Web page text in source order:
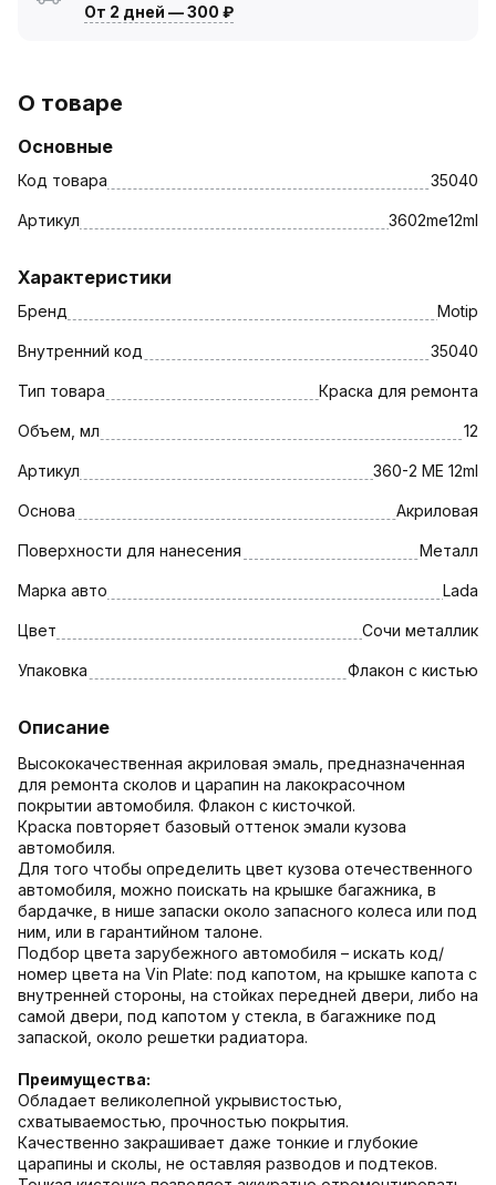
От 2 дней —300 ₽
О товаре
Основные
Код товара 35040
Артикул 3602me12ml
Характеристики
Бренд Motip
Внутренний код 35040
Тип товара Краска для ремонта
Объем, мл 12
Артикул 360-2 ME 12ml
Основа Акриловая
Поверхности для нанесения Металл
Марка авто Lada
Цвет Сочи металлик
Упаковка Флакон с кистью
Описание
Высококачественная акриловая эмаль, предназначенная
для ремонта сколов и царапин на лакокрасочном
покрытии автомобиля. Флакон с кисточкой.
Краска повторяет базовый оттенок эмали кузова
автомобиля.
Для того чтобы определить цвет кузова отечественного
автомобиля, можно поискать на крышке багажника, в
бардачке, в нише запаски около запасного колеса или под
ним, или в гарантийном талоне.
Подбор цвета зарубежного автомобиля – искать код/
номер цвета на Vin Plate: под капотом, на крышке капота с
внутренней стороны, на стойках передней двери, либо на
самой двери, под капотом у стекла, в багажнике под
запаской, около решетки радиатора.
Преимущества:
Обладает великолепной укрывистостью,
схватываемостью, прочностью покрытия.
Качественно закрашивает даже тонкие и глубокие
царапины и сколы, не оставляя разводов и подтеков.